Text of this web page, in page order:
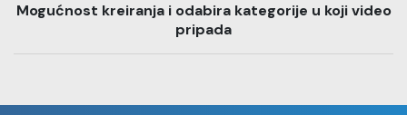
Mogućnost kreiranja i odabira kategorije u koji video
pripada